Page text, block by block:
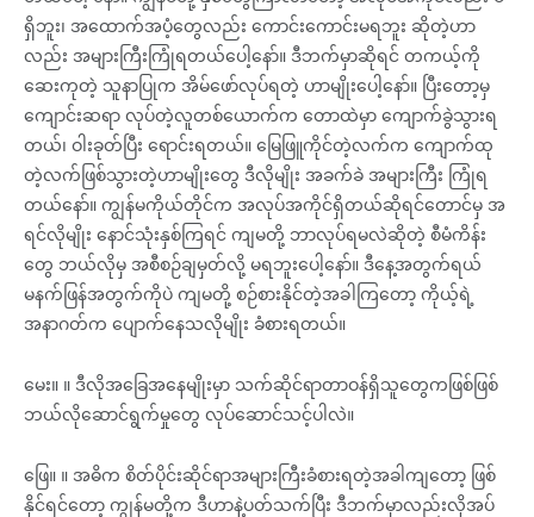
ရှိဘူး၊ အထောက်အပံ့တွေလည်း ကောင်းကောင်းမရဘူး ဆိုတဲ့ဟာ
လည်း အများကြီးကြုံရတယ်ပေါ့နော်။ ဒီဘက်မှာဆိုရင် တကယ့်ကို
ဆေးကုတဲ့ သူနာပြုက အိမ်ဖော်လုပ်ရတဲ့ ဟာမျိုးပေါ့နော်။ ပြီးတော့မှ
ကျောင်းဆရာ လုပ်တဲ့လူတစ်ယောက်က တောထဲမှာ ကျောက်ခွဲသွားရ
တယ်၊ ဝါးခုတ်ပြီး ရောင်းရတယ်။ မြေဖြူကိုင်တဲ့လက်က ကျောက်ထု
တဲ့လက်ဖြစ်သွားတဲ့ဟာမျိုးတွေ ဒီလိုမျိုး အခက်ခဲ အများကြီး ကြုံရ
တယ်နော်။ ကျွန်မကိုယ်တိုင်က အလုပ်အကိုင်ရှိတယ်ဆိုရင်တောင်မှ အ
ရင်လိုမျိုး နောင်သုံးနှစ်ကြရင် ကျမတို့ ဘာလုပ်ရမလဲဆိုတဲ့ စီမံကိန်း
တွေ ဘယ်လိုမှ အစီစဉ်ချမှတ်လို့ မရဘူးပေါ့နော်။ ဒီနေ့အတွက်ရယ်
မနက်ဖြန်အတွက်ကိုပဲ ကျမတို့ စဉ်စားနိုင်တဲ့အခါကြတော့ ကိုယ့်ရဲ့
အနာဂတ်က ပျောက်နေသလိုမျိုး ခံစားရတယ်။
မေး။ ။ ဒီလိုအခြေအနေမျိုးမှာ သက်ဆိုင်ရာတာဝန်ရှိသူတွေကဖြစ်ဖြစ်
ဘယ်လိုဆောင်ရွက်မှုတွေ လုပ်ဆောင်သင့်ပါလဲ။
ဖြေ။ ။ အဓိက စိတ်ပိုင်းဆိုင်ရာအများကြီးခံစားရတဲ့အခါကျတော့ ဖြစ်
နိုင်ရင်တော့ ကျွန်မတို့က ဒီဟာနဲ့ပတ်သက်ပြီး ဒီဘက်မှာလည်းလိုအပ်